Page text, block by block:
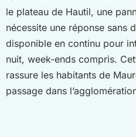
le plateau de Hautil, une
nécessite une réponse sans
disponible en continu pour
nuit, week-ends compris.
rassure les habitants de
passage dans